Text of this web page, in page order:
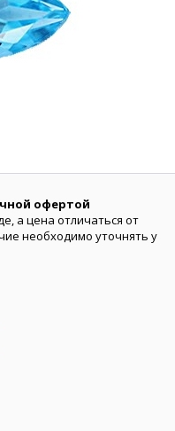
офертой
а цена отличаться от
необходимо уточнять у